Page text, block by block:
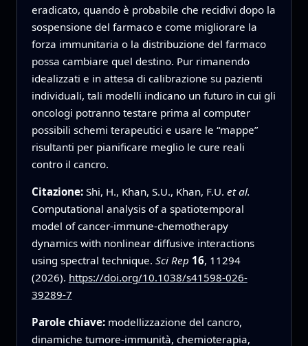
eradicato, quando è probabile che recidivi dopo la
sospensione del farmaco e come migliorare la
forza immunitaria o la distribuzione del farmaco
possa cambiare quel destino. Pur rimanendo
idealizzati e in attesa di calibrazione su pazienti
individuali, tali modelli indicano un futuro in cui gli
oncologi potranno testare prima al computer
possibili schemi terapeutici e usare le “mappe”
risultanti per pianificare meglio le cure reali
contro il cancro.
Citazione: Shi, H., Khan, S.U., Khan, F.U. et al.
Computational analysis of a spatiotemporal
model of cancer-immune-chemotherapy
dynamics with nonlinear diffusive interactions
using spectral technique. Sci Rep 16, 11294
(2026). https://doi.org/10.1038/s41598-026-
39289-7
Parole chiave: modellizzazione del cancro,
dinamiche tumore-immunità, chemioterapia,